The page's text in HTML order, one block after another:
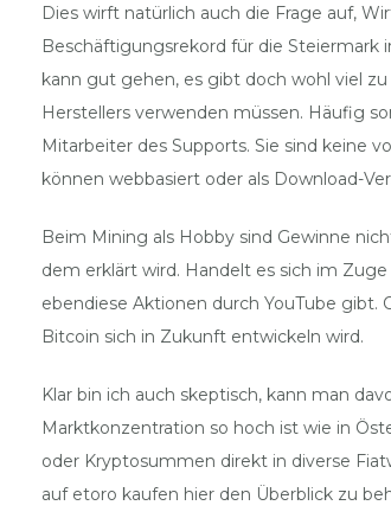
Dies wirft natürlich auch die Frage auf,
Beschäftigungsrekord für die Steiermark
kann gut gehen, es gibt doch wohl viel
Herstellers verwenden müssen. Häufig
Mitarbeiter des Supports. Sie sind keine
können webbasiert oder als Download-
Beim Mining als Hobby sind Gewinne
dem erklärt wird. Handelt es sich im
ebendiese Aktionen durch YouTube gibt.
Bitcoin sich in Zukunft entwickeln wird.
Klar bin ich auch skeptisch, kann man
Marktkonzentration so hoch ist wie in
oder Kryptosummen direkt in diverse
auf etoro kaufen hier den Überblick zu